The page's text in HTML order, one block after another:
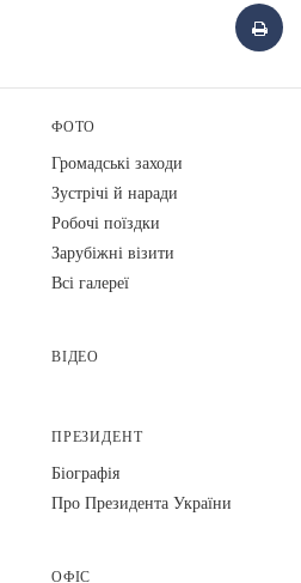
ФОТО
Громадські заходи
Зустрічі й наради
Робочі поїздки
Зарубіжні візити
Всі галереї
ВІДЕО
ПРЕЗИДЕНТ
Біографія
Про Президента України
ОФІС